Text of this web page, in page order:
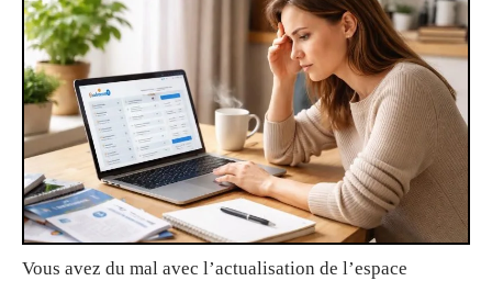
Vous avez du mal avec l’actualisation de l’espace